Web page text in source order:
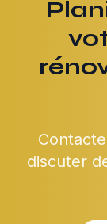
discuter